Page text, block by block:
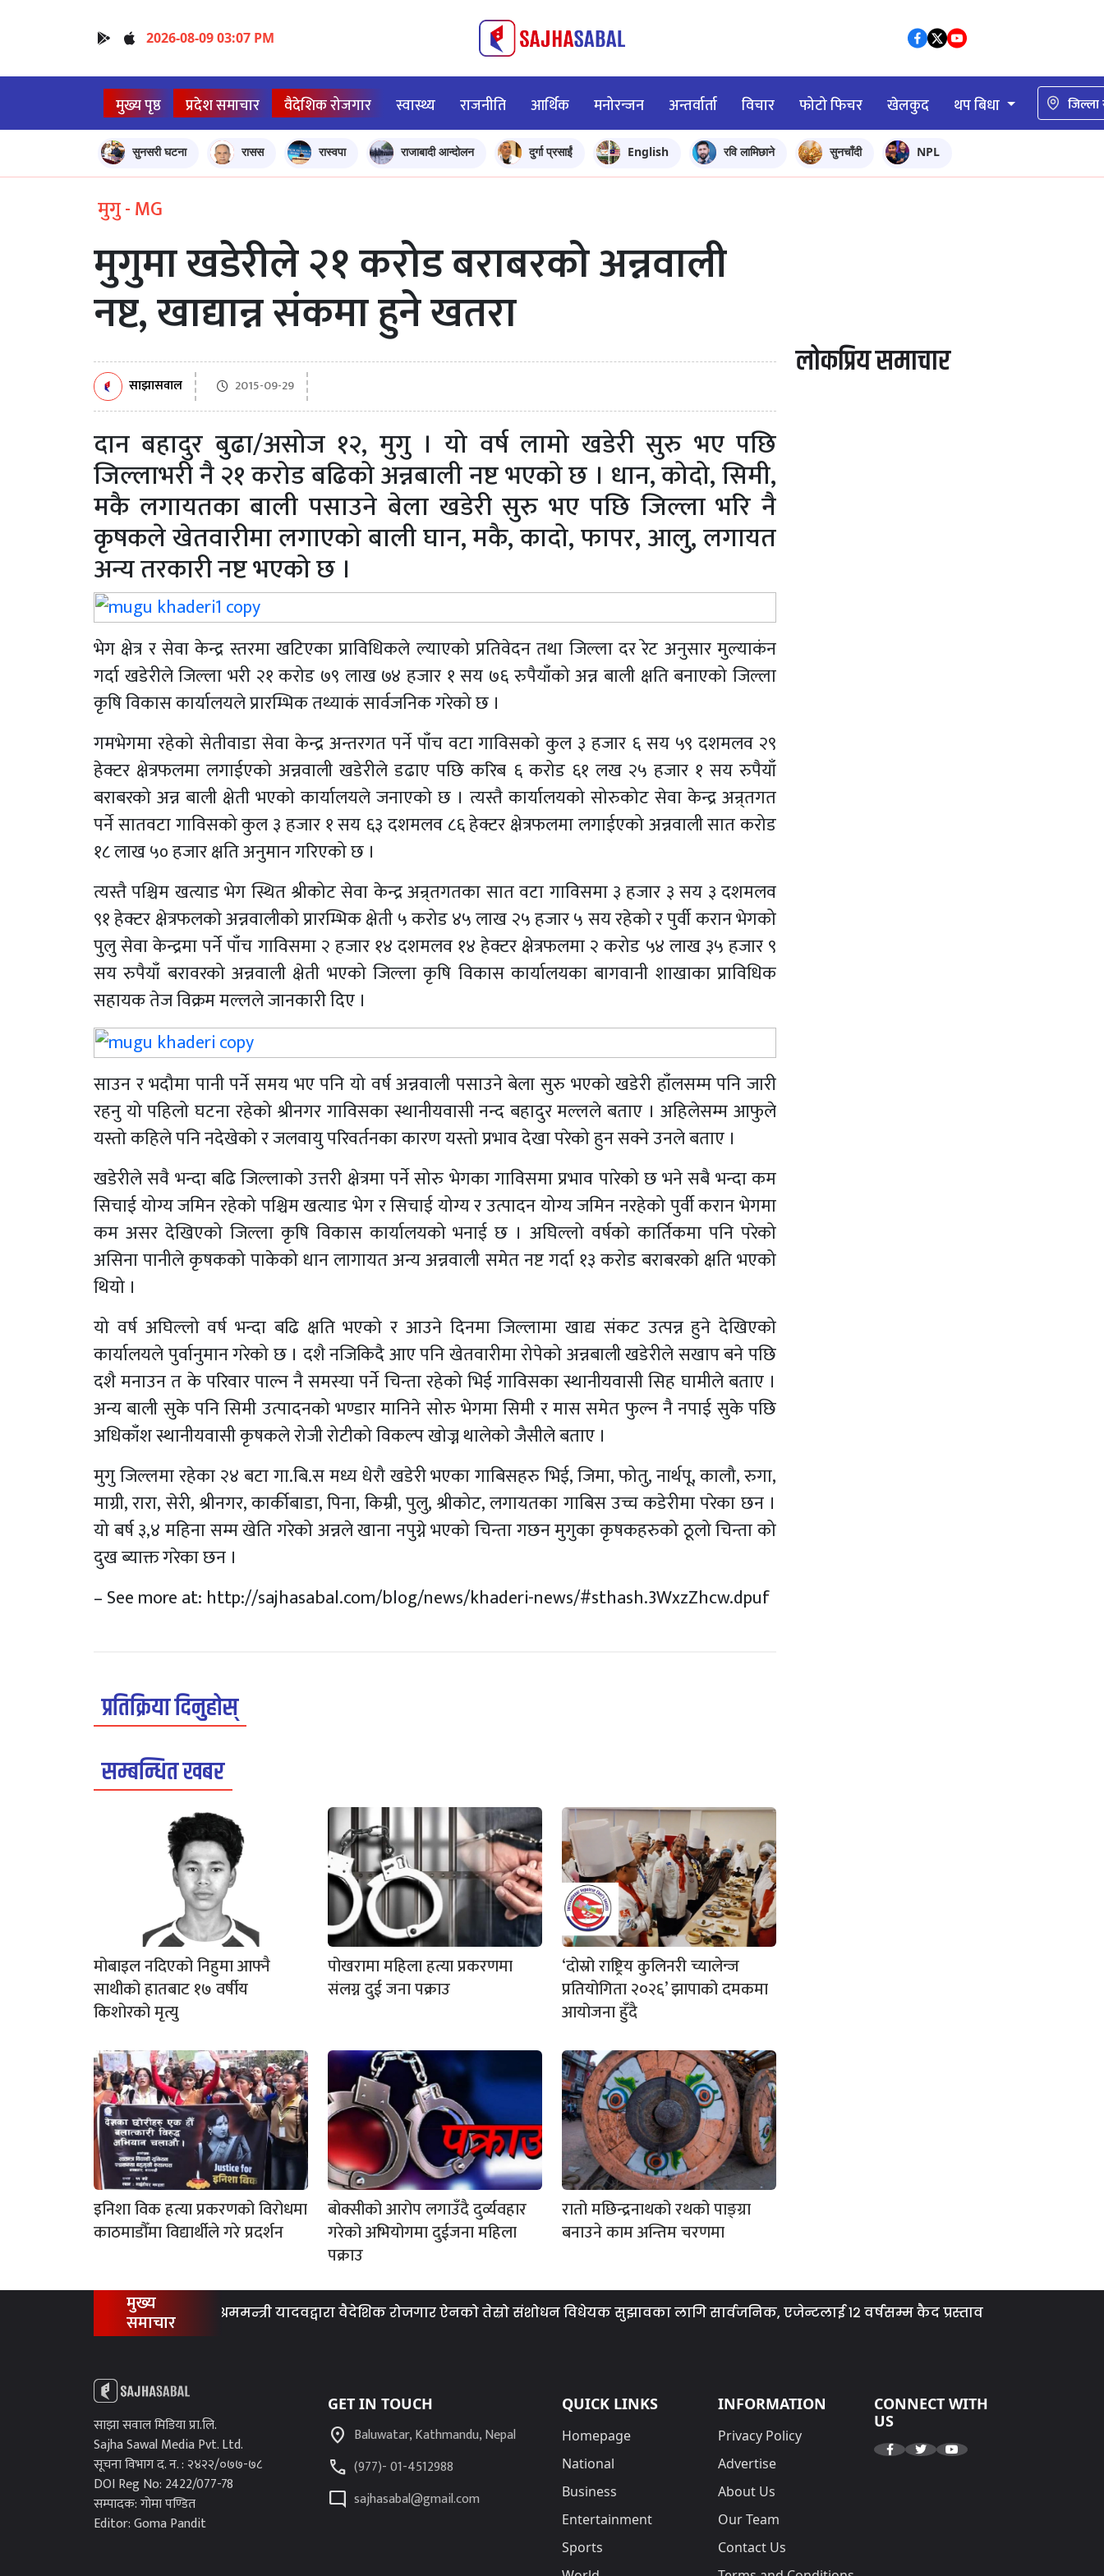
2026-08-09 03:07 PM
मुख्य पृष्ठ प्रदेश समाचार वैदेशिक रोजगार स्वास्थ्य राजनीति आर्थिक मनोरन्जन अन्तर्वार्ता विचार फोटो फिचर खेलकुद थप बिधा जिल्ला
सुनसरी घटना रासस रास्वपा राजाबादी आन्दोलन दुर्गा प्रसाईं English रवि लामिछाने सुनचाँदी NPL
मुगु - MG
मुगुमा खडेरीले २१ करोड बराबरको अन्नवाली
नष्ट, खाद्यान्न संकमा हुने खतरा
साझासवाल 2015-09-29
दान बहादुर बुढा/असोज १२, मुगु । यो वर्ष लामो खडेरी सुरु भए पछि
जिल्लाभरी नै २१ करोड बढिको अन्नबाली नष्ट भएको छ । धान, कोदो, सिमी,
मकै लगायतका बाली पसाउने बेला खडेरी सुरु भए पछि जिल्ला भरि नै
कृषकले खेतवारीमा लगाएको बाली घान, मकै, कादो, फापर, आलु, लगायत
अन्य तरकारी नष्ट भएको छ ।
भेग क्षेत्र र सेवा केन्द्र स्तरमा खटिएका प्राविधिकले ल्याएको प्रतिवेदन तथा जिल्ला दर रेट अनुसार मुल्याकंन
गर्दा खडेरीले जिल्ला भरी २१ करोड ७९ लाख ७४ हजार १ सय ७६ रुपैयाँको अन्न बाली क्षति बनाएको जिल्ला
कृषि विकास कार्यालयले प्रारम्भिक तथ्याकं सार्वजनिक गरेको छ ।
गमभेगमा रहेको सेतीवाडा सेवा केन्द्र अन्तरगत पर्ने पाँच वटा गाविसको कुल ३ हजार ६ सय ५९ दशमलव २९
हेक्टर क्षेत्रफलमा लगाईएको अन्नवाली खडेरीले डढाए पछि करिब ६ करोड ६१ लख २५ हजार १ सय रुपैयाँ
बराबरको अन्न बाली क्षेती भएको कार्यालयले जनाएको छ । त्यस्तै कार्यालयको सोरुकोट सेवा केन्द्र अन्र्तगत
पर्ने सातवटा गाविसको कुल ३ हजार १ सय ६३ दशमलव ८६ हेक्टर क्षेत्रफलमा लगाईएको अन्नवाली सात करोड
१८ लाख ५० हजार क्षति अनुमान गरिएको छ ।
त्यस्तै पश्चिम खत्याड भेग स्थित श्रीकोट सेवा केन्द्र अन्र्तगतका सात वटा गाविसमा ३ हजार ३ सय ३ दशमलव
९१ हेक्टर क्षेत्रफलको अन्नवालीको प्रारम्भिक क्षेती ५ करोड ४५ लाख २५ हजार ५ सय रहेको र पुर्वी करान भेगको
पुलु सेवा केन्द्रमा पर्ने पाँच गाविसमा २ हजार १४ दशमलव १४ हेक्टर क्षेत्रफलमा २ करोड ५४ लाख ३५ हजार ९
सय रुपैयाँ बरावरको अन्नवाली क्षेती भएको जिल्ला कृषि विकास कार्यालयका बागवानी शाखाका प्राविधिक
सहायक तेज विक्रम मल्लले जानकारी दिए ।
साउन र भदौमा पानी पर्ने समय भए पनि यो वर्ष अन्नवाली पसाउने बेला सुरु भएको खडेरी हाँलसम्म पनि जारी
रहनु यो पहिलो घटना रहेको श्रीनगर गाविसका स्थानीयवासी नन्द बहादुर मल्लले बताए । अहिलेसम्म आफुले
यस्तो कहिले पनि नदेखेको र जलवायु परिवर्तनका कारण यस्तो प्रभाव देखा परेको हुन सक्ने उनले बताए ।
खडेरीले सवै भन्दा बढि जिल्लाको उत्तरी क्षेत्रमा पर्ने सोरु भेगका गाविसमा प्रभाव पारेको छ भने सबै भन्दा कम
सिचाई योग्य जमिन रहेको पश्चिम खत्याड भेग र सिचाई योग्य र उत्पादन योग्य जमिन नरहेको पुर्वी करान भेगमा
कम असर देखिएको जिल्ला कृषि विकास कार्यालयको भनाई छ । अघिल्लो वर्षको कार्तिकमा पनि परेको
असिना पानीले कृषकको पाकेको धान लागायत अन्य अन्नवाली समेत नष्ट गर्दा १३ करोड बराबरको क्षति भएको
थियो ।
यो वर्ष अघिल्लो वर्ष भन्दा बढि क्षति भएको र आउने दिनमा जिल्लामा खाद्य संकट उत्पन्न हुने देखिएको
कार्यालयले पुर्वानुमान गरेको छ । दशै नजिकिदै आए पनि खेतवारीमा रोपेको अन्नबाली खडेरीले सखाप बने पछि
दशै मनाउन त के परिवार पाल्न नै समस्या पर्ने चिन्ता रहेको भिई गाविसका स्थानीयवासी सिह घामीले बताए ।
अन्य बाली सुके पनि सिमी उत्पादनको भण्डार मानिने सोरु भेगमा सिमी र मास समेत फुल्न नै नपाई सुके पछि
अधिकाँश स्थानीयवासी कृषकले रोजी रोटीको विकल्प खोज्न थालेको जैसीले बताए ।
मुगु जिल्लमा रहेका २४ बटा गा.बि.स मध्य धेरौ खडेरी भएका गाबिसहरु भिई, जिमा, फोतु, नार्थपू, कालौ, रुगा,
माग्री, रारा, सेरी, श्रीनगर, कार्कीबाडा, पिना, किम्री, पुलु, श्रीकोट, लगायतका गाबिस उच्च कडेरीमा परेका छन ।
यो बर्ष ३,४ महिना सम्म खेति गरेको अन्नले खाना नपुग्ने भएको चिन्ता गछन मुगुका कृषकहरुको ठूलो चिन्ता को
दुख ब्याक्त गरेका छन ।
– See more at: http://sajhasabal.com/blog/news/khaderi-news/#sthash.3WxzZhcw.dpuf
प्रतिक्रिया दिनुहोस्
सम्बन्धित खबर
मोबाइल नदिएको निहुमा आफ्नै
साथीको हातबाट १७ वर्षीय
किशोरको मृत्यु
पोखरामा महिला हत्या प्रकरणमा
संलग्न दुई जना पक्राउ
‘दोस्रो राष्ट्रिय कुलिनरी च्यालेन्ज
प्रतियोगिता २०२६’ झापाको दमकमा
आयोजना हुँदै
इनिशा विक हत्या प्रकरणको विरोधमा
काठमाडौँमा विद्यार्थीले गरे प्रदर्शन
बोक्सीको आरोप लगाउँदै दुर्व्यवहार
गरेको अभियोगमा दुईजना महिला
पक्राउ
रातो मछिन्द्रनाथको रथको पाङ्ग्रा
बनाउने काम अन्तिम चरणमा
लोकप्रिय समाचार
मुख्य
समाचार श्रममन्त्री यादवद्वारा वैदेशिक रोजगार ऐनको तेस्रो संशोधन विधेयक सुझावका लागि सार्वजनिक, एजेन्टलाई १२ वर्षसम्म कैद प्रस्ताव ग्यास समस्या
साझा सवाल मिडिया प्रा.लि.
Sajha Sawal Media Pvt. Ltd.
सूचना विभाग द. न. : २४२२/०७७-७८
DOI Reg No: 2422/077-78
सम्पादक: गोमा पण्डित
Editor: Goma Pandit
GET IN TOUCH
location_on Baluwatar, Kathmandu, Nepal
call (977)- 01-4512988
mode_comment sajhasabal@gmail.com
QUICK LINKS
Homepage
National
Business
Entertainment
Sports
INFORMATION
Privacy Policy
Advertise
About Us
Our Team
Contact Us
CONNECT WITH
US